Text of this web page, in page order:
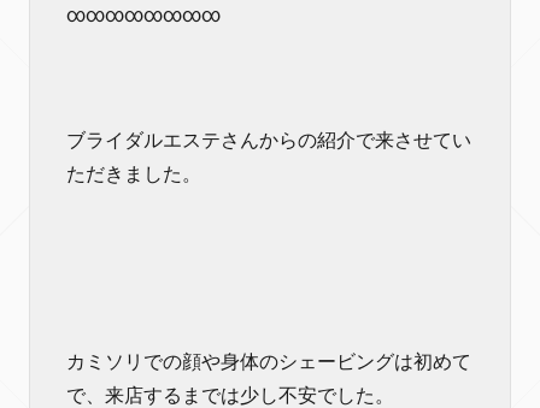
∞∞∞∞∞∞∞∞
ブライダルエステさんからの紹介で来させてい
ただきました。
カミソリでの顔や身体のシェービングは初めて
で、来店するまでは少し不安でした。